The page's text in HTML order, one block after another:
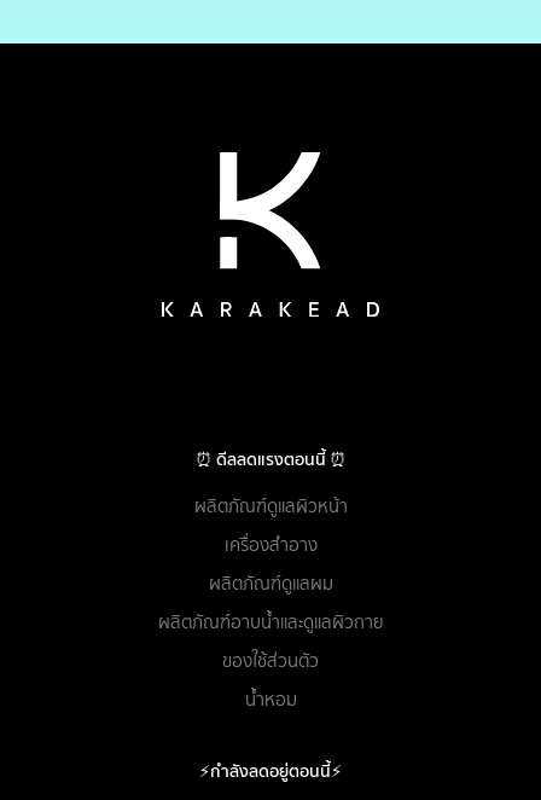
⏰ ดีลลดแรงตอนนี้ ⏰
ผลิตภัณฑ์ดูแลผิวหน้า
เครื่องสำอาง
ผลิตภัณฑ์ดูแลผม
ผลิตภัณฑ์อาบน้ำและดูแลผิวกาย
ของใช้ส่วนตัว
น้ำหอม
⚡กำลังลดอยู่ตอนนี้⚡